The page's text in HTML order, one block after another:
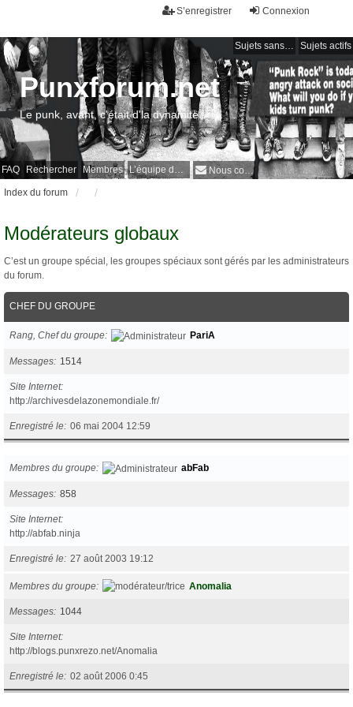
Connexion
S’enregistrer
Sujets sans réponse Sujets actifs
FAQ Rechercher Membres L’équipe du forum Nous contacter
Punxforum.net
Le punk, avant, c'était d'la dynamite !
Index du forum
Modérateurs globaux
C’est un groupe spécial, les groupes spéciaux sont gérés par les administrateurs
du forum.
CHEF DU GROUPE
Rang, Chef du groupe PariA
Messages 1514
Site Internet
http://archivesdelazonemondiale.fr/
Enregistré le 06 mai 2004 12:59
Membres du groupe abFab
Messages 858
Site Internet
http://abfab.ninja
Enregistré le 27 août 2003 19:12
Membres du groupe Anomalia
Messages 1044
Site Internet
http://blogs.punxrezo.net/Anomalia
Enregistré le 02 août 2006 0:45